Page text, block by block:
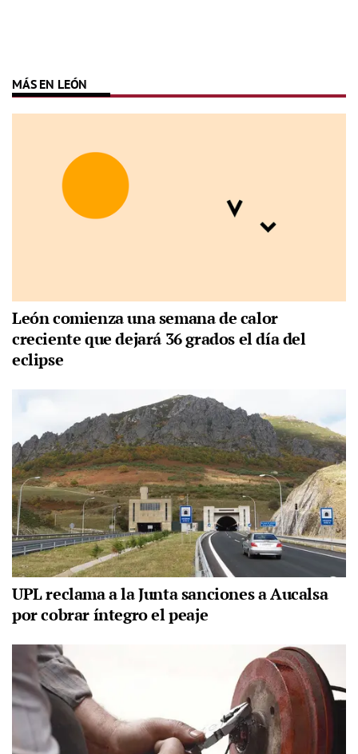
MÁS EN LEÓN
León comienza una semana de calor
creciente que dejará 36 grados el día del
eclipse
UPL reclama a la Junta sanciones a Aucalsa
por cobrar íntegro el peaje